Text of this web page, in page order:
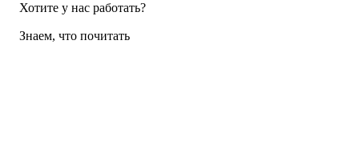
Хотите у нас работать?
Знаем, что почитать